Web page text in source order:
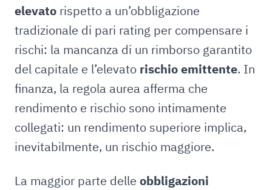
elevato rispetto a un’obbligazione
tradizionale di pari rating per compensare i
rischi: la mancanza di un rimborso garantito
del capitale e l’elevato rischio emittente. In
finanza, la regola aurea afferma che
rendimento e rischio sono intimamente
collegati: un rendimento superiore implica,
inevitabilmente, un rischio maggiore.
La maggior parte delle obbligazioni